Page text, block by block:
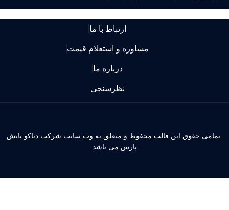
ارتباط با ما
مشاوره و استعلام قیمت
درباره ما
نظرسنجی
حقوق این قالب محفوظ و متعلق به وب سایت شرکت دیاکو پایش
پارس می باشد.